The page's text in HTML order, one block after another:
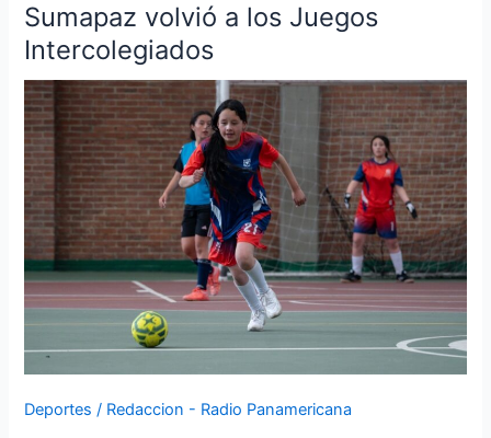
Sumapaz volvió a los Juegos
Intercolegiados
Deportes / Redaccion - Radio Panamericana
Sumapaz
volvió
a
los
Juegos
Intercolegiados